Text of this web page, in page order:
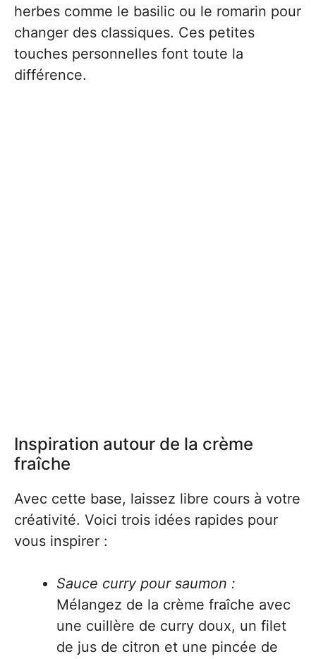
herbes comme le basilic ou le romarin pour
changer des classiques. Ces petites
touches personnelles font toute la
différence.
Inspiration autour de la crème
fraîche
Avec cette base, laissez libre cours à votre
créativité. Voici trois idées rapides pour
vous inspirer :
Sauce curry pour saumon :
Mélangez de la crème fraîche avec
une cuillère de curry doux, un filet
de jus de citron et une pincée de